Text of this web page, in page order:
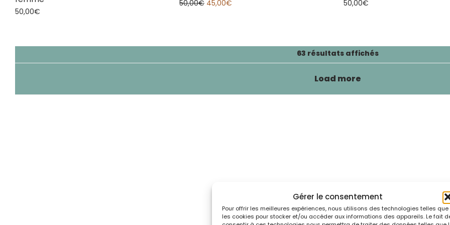
Gérer le consentement
Pour offrir les meilleures expériences, nous utilisons des technologies telles que
les cookies pour stocker et/ou accéder aux informations des appareils. Le fait
50,00€
50,00€ 45,00€ 50,00€
63 résultats affichés
Load more